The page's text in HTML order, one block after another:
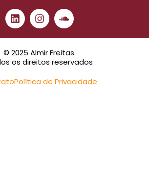
© 2025 Almir Freitas.
os direitos reservados
Política de Privacidade